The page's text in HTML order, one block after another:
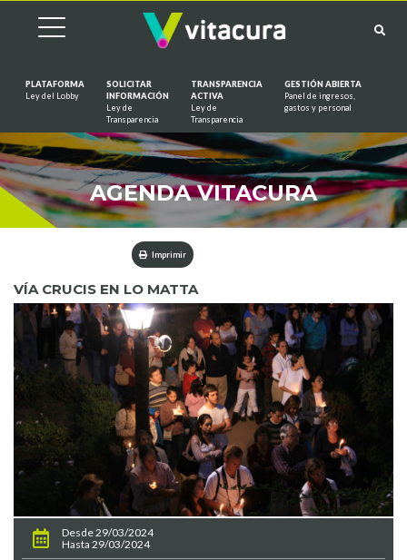
PLATAFORMA
Ley del Lobby
SOLICITAR
INFORMACIÓN
Ley de
Transparencia
TRANSPARENCIA
ACTIVA
Ley de
Transparencia
GESTIÓN ABIERTA
Panel de ingresos,
gastos y personal
AGENDA VITACURA
Imprimir
VÍA CRUCIS EN LO MATTA
Desde 29/03/2024
Hasta 29/03/2024